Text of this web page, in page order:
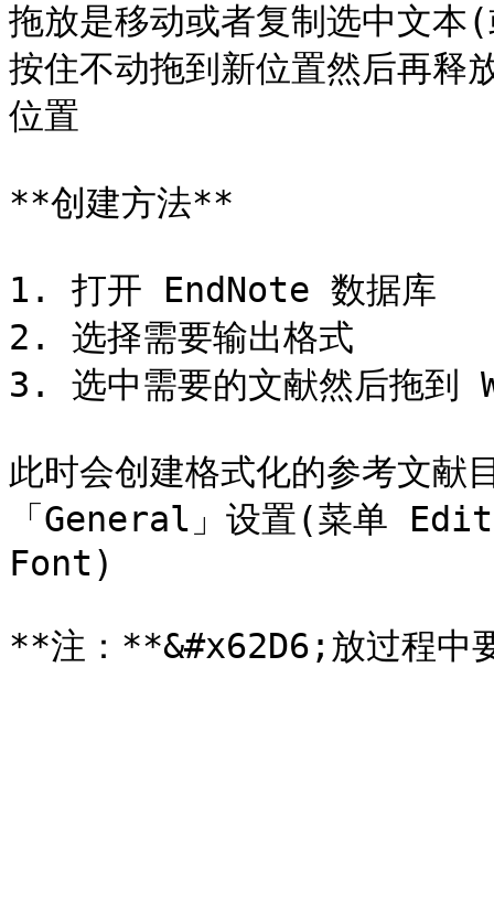
拖放是移动或者复制选中文
按住不动拖到新位置然后再释
位置
**创建方法**
1. 打开 EndNote 数据库
2. 选择需要输出格式
3. 选中需要的文献然后拖到
此时会创建格式化的参考文献
「General」设置(菜单
Font)